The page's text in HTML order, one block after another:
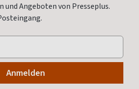
und Angeboten von Presseplus.